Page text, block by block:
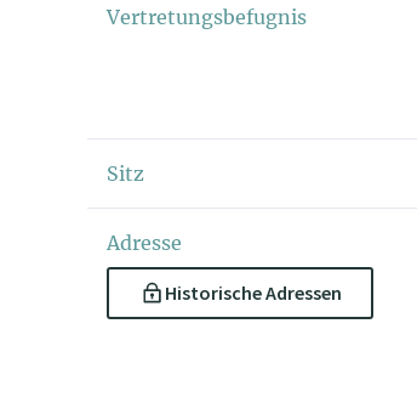
Vertretungsbefugnis
Sitz
Adresse
Historische Adressen